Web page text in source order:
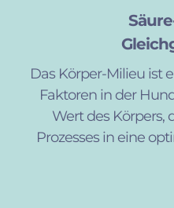
Das Körper-Milieu ist
Faktoren in der
Wert des Körpers,
Prozesses in eine